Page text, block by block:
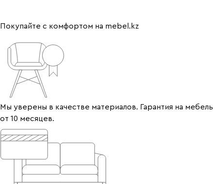
Покупайте с комфортом на mebel.kz
Мы уверены в качестве материалов. Гарантия на мебель
от 10 месяцев.